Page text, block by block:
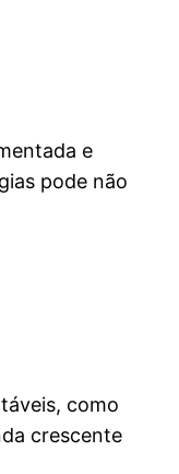
e
pode não
como
crescente